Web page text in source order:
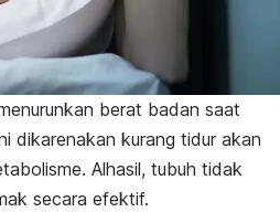
berat badan saat
dikarenakan kurang tidur akan
Alhasil, tubuh tidak
secara efektif.